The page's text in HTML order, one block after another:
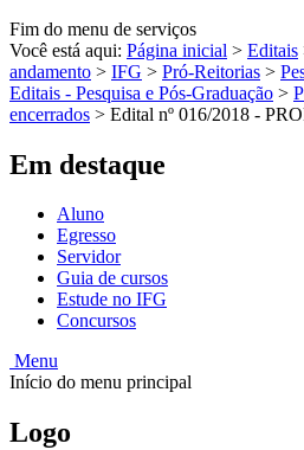
Fim do menu de serviços
Você está aqui: Página inicial > Editais
andamento > IFG > Pró-Reitorias >
Editais - Pesquisa e Pós-Graduação >
encerrados > Edital nº 016/2018 -
Em destaque
Aluno
Egresso
Servidor
Guia de cursos
Estude no IFG
Concursos
Menu
Início do menu principal
Logo